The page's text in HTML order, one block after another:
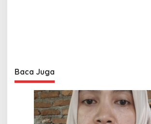
Baca Juga